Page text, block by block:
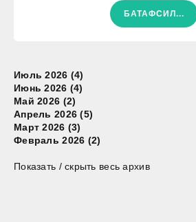
БАТАФСИЛ...
Июль 2026 (4)
Июнь 2026 (4)
Май 2026 (2)
Апрель 2026 (5)
Март 2026 (3)
Февраль 2026 (2)
Показать / скрыть весь архив